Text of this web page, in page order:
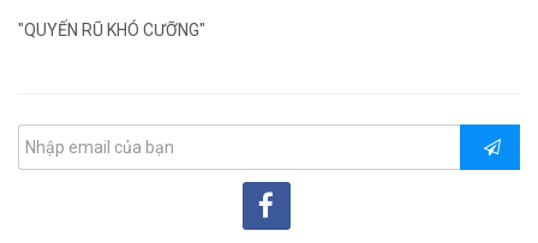
"QUYẾN RŨ KHÓ CƯỠNG"